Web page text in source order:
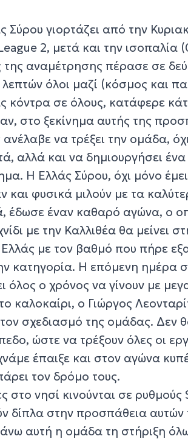
Σύρου γιορτάζει από την
2, μετά και την ισοπαλία
της αναμέτρησης πέρασε σε
όλοι μαζί (κόσμος και
κόντρα σε όλους, κατάφερε
στο ξεκίνημα αυτής της
ανέλαβε να τρέξει την ομάδα,
αλλά και να δημιουργήσει
Η Ελλάς Σύρου, όχι μόνο
και φυσικά μιλούν με τα
έδωσε έναν καθαρό αγώνα, ο
με την Καλλιθέα θα μείνει
Ελλάς με τον βαθμό που πήρε
κατηγορία. Η επόμενη ημέρα
όλος ο χρόνος να γίνουν με
καλοκαίρι, ο Γιώργος
σχεδιασμό της ομάδας. Δεν
ώστε να τρέξουν όλες οι
έπαιξε και στον αγώνα
τον δρόμο τους.
στο νησί κινούνται σε
δίπλα στην προσπάθεια αυτών
αυτή η ομάδα τη στήριξη